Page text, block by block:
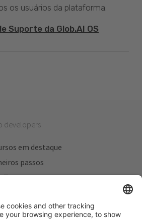
os usuários da plataforma.
Suporte da Glob.AI OS
developers
em destaque
passos
Testers
Planos